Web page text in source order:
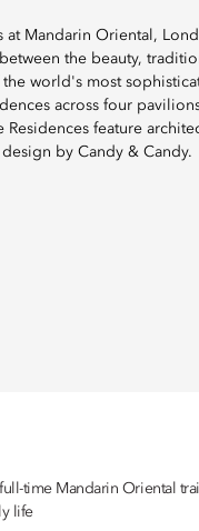
at Mandarin Oriental,
the beauty,
world's most
across four
Residences feature
by Candy & Candy.
time Mandarin Oriental
life